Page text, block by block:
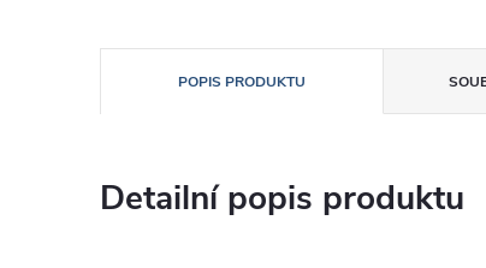
POPIS PRODUKTU
Detailní popis produktu